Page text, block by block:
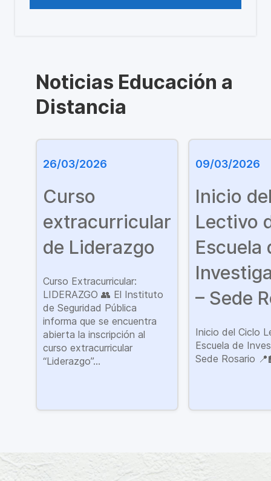
Noticias Educación a
Distancia
26/03/2026
Curso
extracurricular
de Liderazgo
Curso Extracurricular:
LIDERAZGO 👥 El Instituto
de Seguridad Pública
informa que se encuentra
abierta la inscripción al
curso extracurricular
“Liderazgo”...
09/03/2026
Inicio
Lectivo
Escuela
– Sede
Inicio del Ciclo
Escuela de
Sede Rosario